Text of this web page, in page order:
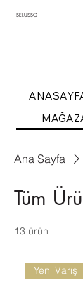
SELUSSO
Ana Sayfa
Tüm
13 ürün
Yeni Varış